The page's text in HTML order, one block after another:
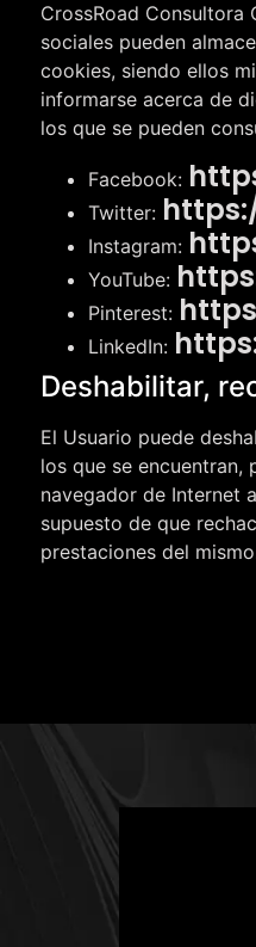
CrossRoad Consultora
sociales pueden
cookies, siendo ellos
informarse acerca de
los que se pueden
Facebook:
Twitter:
Instagram:
YouTube:
Pinterest:
LinkedIn:
Deshabilitar,
El Usuario puede
los que se encuentran,
navegador de Internet
supuesto de que
prestaciones del